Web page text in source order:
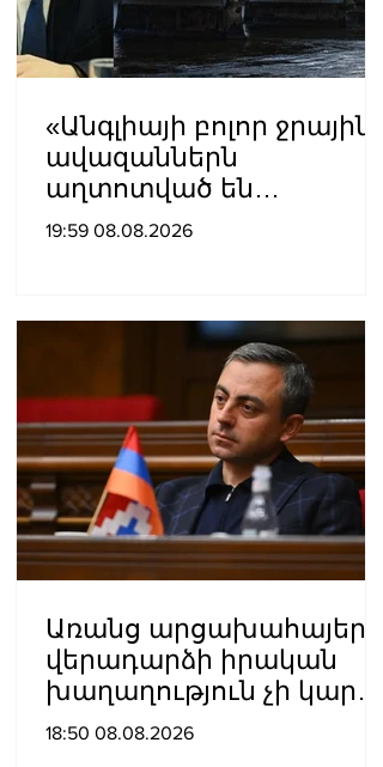
«Անգլիայի բոլոր ջրային
ավազաններն
աղտոտված են
թունավոր քիմիական
19:59 08.08.2026
Առանց արցախահայերի
վերադարձի իրական
խաղաղություն չի կարող
լինել․ Սաղաթելյան
18:50 08.08.2026